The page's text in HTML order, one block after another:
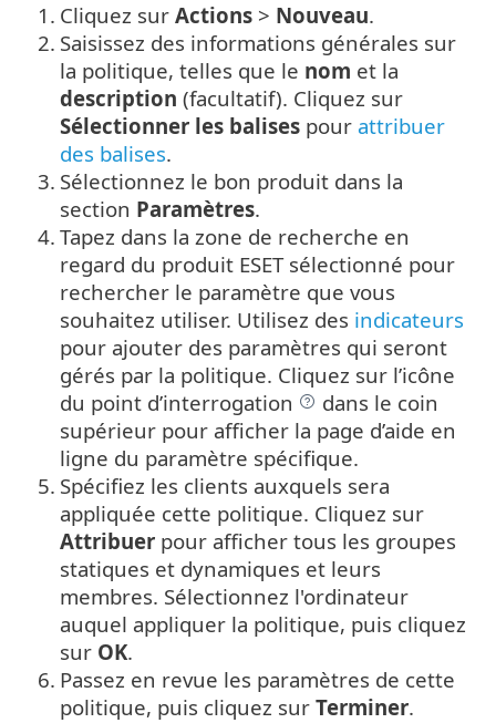
1. Cliquez sur Actions > Nouveau.
2. Saisissez des informations générales sur
la politique, telles que le nom et la
description (facultatif). Cliquez sur
Sélectionner les balises pour attribuer
des balises.
3. Sélectionnez le bon produit dans la
section Paramètres.
4. Tapez dans la zone de recherche en
regard du produit ESET sélectionné pour
rechercher le paramètre que vous
souhaitez utiliser. Utilisez des indicateurs
pour ajouter des paramètres qui seront
gérés par la politique. Cliquez sur l’icône
du point d’interrogation
dans le coin
supérieur pour afficher la page d’aide en
ligne du paramètre spécifique.
5. Spécifiez les clients auxquels sera
appliquée cette politique. Cliquez sur
Attribuer pour afficher tous les groupes
statiques et dynamiques et leurs
membres. Sélectionnez l'ordinateur
auquel appliquer la politique, puis cliquez
sur OK.
6. Passez en revue les paramètres de cette
politique, puis cliquez sur Terminer.